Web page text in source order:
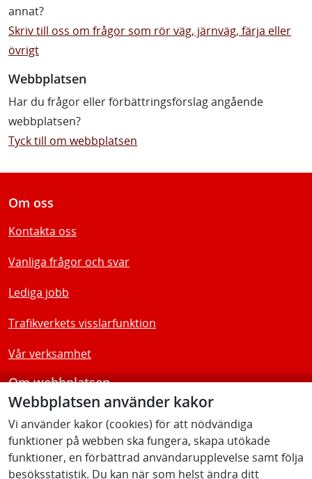
Webbplatsen använder kakor
Vi använder kakor (cookies) för att nödvändiga
funktioner på webben ska fungera, skapa utökade
funktioner, en förbättrad användarupplevelse samt följa
besöksstatistik. Du kan när som helst ändra ditt
annat?
Skriv till oss om frågor som rör väg, järnväg, färja eller
övrigt
Webbplatsen
Har du frågor eller förbättringsförslag angående
webbplatsen?
Tyck till om webbplatsen
Om oss
Kontakta oss
Vanliga frågor och svar
Lediga jobb
Trafikverkets visslarfunktion
Vår verksamhet
Om webbplatsen
Tillgänglighetsredogörelse
Följ oss